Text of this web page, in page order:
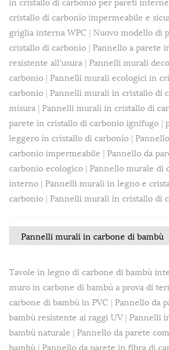
cristallo di carbonio impermeabile e
griglia interna WPC | Nuovo modello di
cristallo di carbonio | Pannello a parete
resistente all'usura | Pannelli murali
carbonio | Pannelli murali ecologici in
carbonio | Pannelli murali in cristallo di
misura | Pannelli murali in cristallo di
parete in cristallo di carbonio ignifugo |
leggero in cristallo di carbonio |
carbonio impermeabile | Pannello da
carbonio ecologico | Pannello murale di
interno | Pannelli murali in legno e
carbonio | Pannelli murali in cristallo di
Pannelli murali in carbone di bambù
Tavole in legno di carbone di bambù
muro in carbone di bambù a prova di
carbone di bambù in PVC | Pannello da
bambù resistente ai raggi UV| Pannelli
bambù naturale | Pannello da parete
bambù | Pannello da parete in fibra di